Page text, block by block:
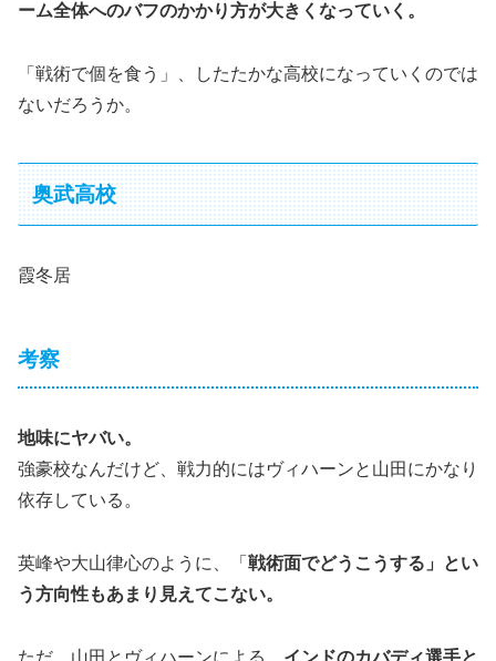
ーム全体へのバフのかかり方が大きくなっていく。
「戦術で個を食う」、したたかな高校になっていくのでは
ないだろうか。
奥武高校
霞冬居
考察
地味にヤバい。
強豪校なんだけど、戦力的にはヴィハーンと山田にかなり
依存している。
英峰や大山律心のように、「 戦術面でどうこうする」とい
う方向性もあまり見えてこない。
ただ、山田とヴィハーンによる、 インドのカバディ選手と